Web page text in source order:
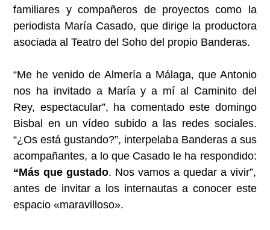
familiares y compañeros de proyectos como la
periodista María Casado, que dirige la productora
asociada al Teatro del Soho del propio Banderas.
“Me he venido de Almería a Málaga, que Antonio
nos ha invitado a María y a mí al Caminito del
Rey, espectacular”, ha comentado este domingo
Bisbal en un vídeo subido a las redes sociales.
“¿Os está gustando?”, interpelaba Banderas a sus
acompañantes, a lo que Casado le ha respondido:
“Más que gustado. Nos vamos a quedar a vivir”,
antes de invitar a los internautas a conocer este
espacio «maravilloso».